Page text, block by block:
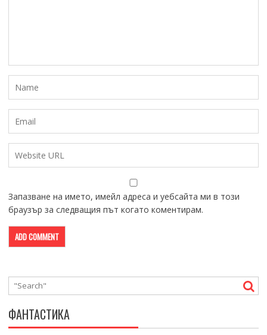
Запазване на името, имейл адреса и уебсайта ми в този
браузър за следващия път когато коментирам.
ФАНТАСТИКА